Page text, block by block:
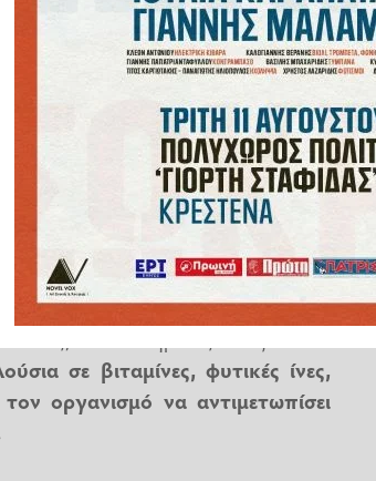
με τους ειδικούς: «Μέσα σε
τα καθιστούν αντιφλεγμονώδη»,
διατροφής στο Πανεπιστήμιο της
η οποία περιλαμβάνει
ανήκουν οι ντομάτες, οι πατάτες, οι
και το καγιέν.
οι επιστήμονες τονίζουν ότι
σε βιταμίνες, φυτικές ίνες,
οργανισμό να αντιμετωπίσει